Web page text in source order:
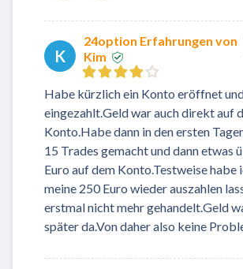
K
24option Erfahrungen von
Kim
Habe kürzlich ein Konto eröffnet
eingezahlt.Geld war auch direkt auf
Konto.Habe dann in den ersten
15 Trades gemacht und dann etwas
Euro auf dem Konto.Testweise habe
meine 250 Euro wieder auszahlen
erstmal nicht mehr gehandelt.Geld
später da.Von daher also keine